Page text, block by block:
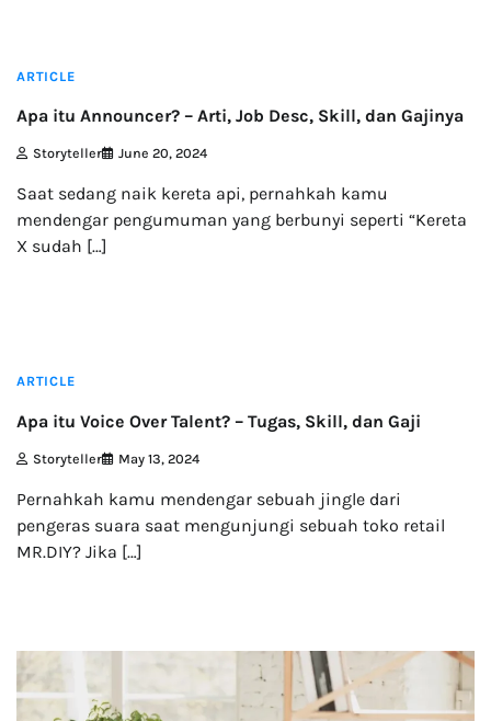
ARTICLE
Apa itu Announcer? – Arti, Job Desc, Skill, dan Gajinya
Storyteller June 20, 2024
Saat sedang naik kereta api, pernahkah kamu
mendengar pengumuman yang berbunyi seperti “Kereta
X sudah […]
ARTICLE
Apa itu Voice Over Talent? – Tugas, Skill, dan Gaji
Storyteller May 13, 2024
Pernahkah kamu mendengar sebuah jingle dari
pengeras suara saat mengunjungi sebuah toko retail
MR.DIY? Jika […]